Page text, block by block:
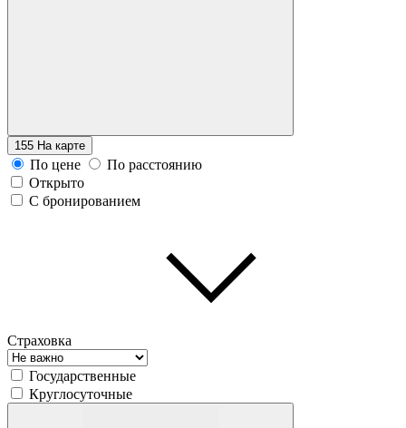
155 На карте
По цене
По расстоянию
Открыто
С бронированием
Страховка
Государственные
Круглосуточные